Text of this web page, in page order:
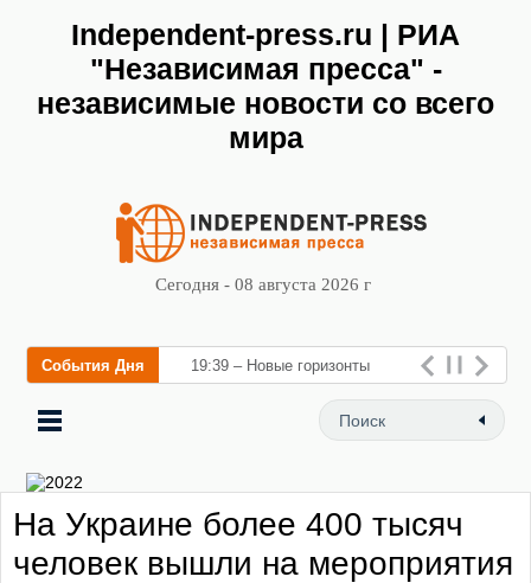
Independent-press.ru | РИА
"Независимая пресса" -
независимые новости со всего
мира
Сегодня - 08 августа 2026 г
События Дня 19:39 – Новые горизонты
флебологии: в Москве
открылся «Городской центр
заболеваний вен и
профилактики тромбоза
На Украине более 400 тысяч
человек вышли на мероприятия